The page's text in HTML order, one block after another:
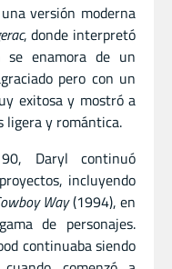
versión moderna
, donde interpretó
se enamora de un
pero con un
exitosa y mostró a
ligera y romántica.
Daryl continuó
incluyendo
Way(1994), en
de personajes.
continuaba siendo